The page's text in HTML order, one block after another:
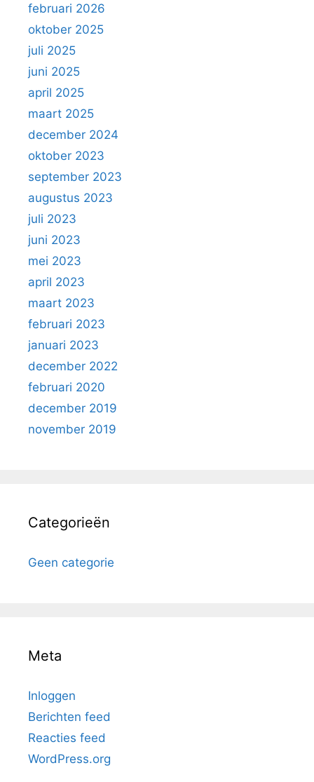
februari 2026
oktober 2025
juli 2025
juni 2025
april 2025
maart 2025
december 2024
oktober 2023
september 2023
augustus 2023
juli 2023
juni 2023
mei 2023
april 2023
maart 2023
februari 2023
januari 2023
december 2022
februari 2020
december 2019
november 2019
Categorieën
Geen categorie
Meta
Inloggen
Berichten feed
Reacties feed
WordPress.org